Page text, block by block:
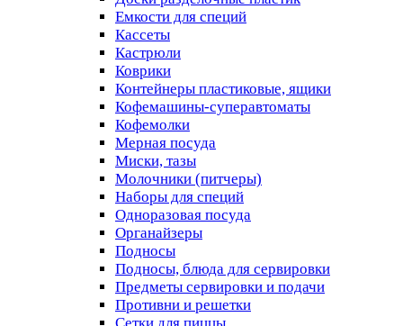
Емкости для специй
Кассеты
Кастрюли
Коврики
Контейнеры пластиковые, ящики
Кофемашины-суперавтоматы
Кофемолки
Мерная посуда
Миски, тазы
Молочники (питчеры)
Наборы для специй
Одноразовая посуда
Органайзеры
Подносы
Подносы, блюда для сервировки
Предметы сервировки и подачи
Противни и решетки